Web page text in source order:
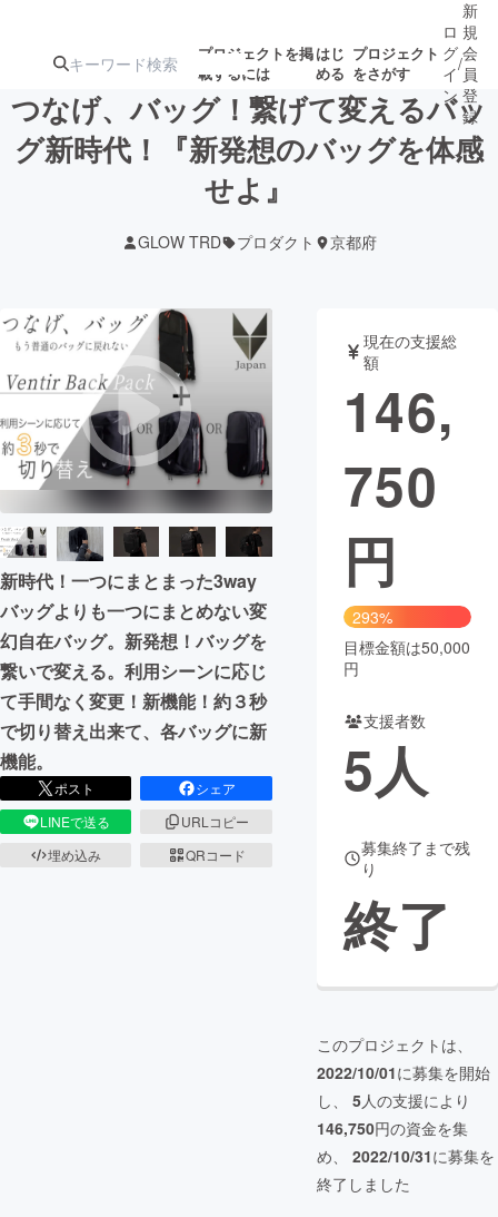
プロジェクトを掲
載するには
はじ
める
プロジェクト
をさがす
注目の新着プロ
募集終了が近いプ
テクノロジー・ガジェット
映像・映画 書籍・雑誌
ビジネス・起業 チャレンジ
まちづくり・地域活性化
CAMPFIRE for Social Good
CAMPFIRE Creation
CAMPFIREふるさと納税machi-ya コミュニティ
ロ
グ
イ
ン
/
新
規
会
員
登
録
つなげ、バッグ！繋げて変えるバッ
グ新時代！『新発想のバッグを体感
せよ』
GLOW TRD プロダクト 京都府
新時代！一つにまとまった3way
バッグよりも一つにまとめない変
幻自在バッグ。新発想！バッグを
繋いで変える。利用シーンに応じ
て手間なく変更！新機能！約３秒
で切り替え出来て、各バッグに新
機能。
ポスト
シェア
LINEで送る
URLコピー
埋め込み
QRコード
現在の支援総
額
146,
750
円
293%
目標金額は50,000
円
支援者数
5人
募集終了まで残
り
終了
このプロジェクトは、
2022/10/01に募集を開始
し、 5人の支援により
146,750円の資金を集
め、 2022/10/31に募集を
終了しました